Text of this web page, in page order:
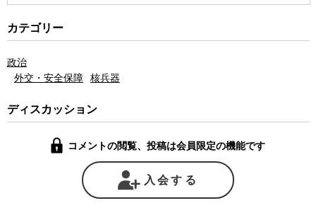
しかもその事実を50年間も隠し続けていたということになるから
だ。
日本政府は依然として、密約の存在も、核持ち込みの有無も言下
理由を説明しようとしない。そのため日本では、米軍の核持ち込み
が容認されているという現実の上に立って、これからの安全保障を
国益を守るためには、自国民や他の国に対して外交交渉のすべて
のものを全面的に否定すべきではないかもしれない。ただし、それ
は一定の期間を経た後に、必ず事実が明らかにされ、その正当性が
検証されることが大前提となる。この期に及んでも、密約の存在す
ら認められない日本政府や外務省の立場を見ると、そもそもこの密
カテゴリー
政治
外交・安全保障
核兵器
ディスカッション
コメントの閲覧、投稿は会員限定の機能です
入会する